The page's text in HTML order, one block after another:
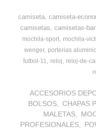
camiseta camiseta-
camisetas camisetas-
mochila-sport mochila-
wenger porterias
futbol-11
reloj reloj-de-
ACCESORIOS
BOLSOS
CHAPAS
MALETAS
PROFESIONALES